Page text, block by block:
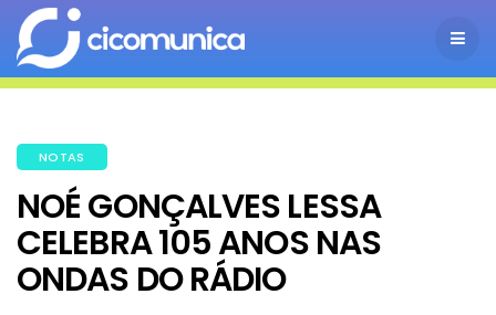
NOTAS
NOÉ GONÇALVES LESSA
CELEBRA 105 ANOS NAS
ONDAS DO RÁDIO